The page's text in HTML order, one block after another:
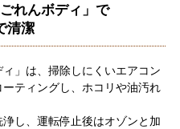
れんボディ」で
清潔
」は、掃除しにくいエアコン
ティングし、ホコリや油汚れ
し、運転停止後はオゾンと加